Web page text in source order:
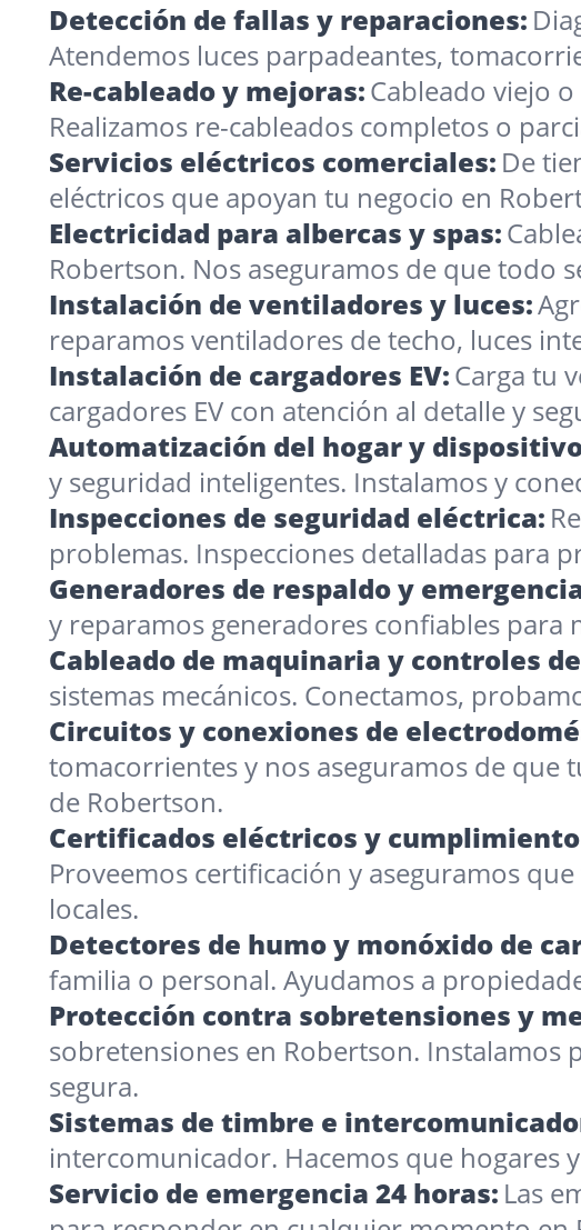
Detección de fallas y reparaciones:
Atendemos luces parpadeantes,
Re-cableado y mejoras:Cableado viejo
Realizamos re-cableados completos o
Servicios eléctricos comerciales: De
eléctricos que apoyan tu negocio en
Electricidad para albercas y spas:
Robertson. Nos aseguramos de que todo
Instalación de ventiladores y luces:
reparamos ventiladores de techo, luces
Instalación de cargadores EV:Carga tu
cargadores EV con atención al detalle y
Automatización del hogar y
y seguridad inteligentes. Instalamos y
Inspecciones de seguridad eléctrica:
problemas. Inspecciones detalladas para
Generadores de respaldo y
y reparamos generadores confiables
Cableado de maquinaria y controles
sistemas mecánicos. Conectamos,
Circuitos y conexiones de
tomacorrientes y nos aseguramos de que
de Robertson.
Certificados eléctricos y
Proveemos certificación y aseguramos
locales.
Detectores de humo y monóxido de
familia o personal. Ayudamos a
Protección contra sobretensiones y
sobretensiones en Robertson.
segura.
Sistemas de timbre e
intercomunicador. Hacemos que hogares
Servicio de emergencia 24 horas: Las